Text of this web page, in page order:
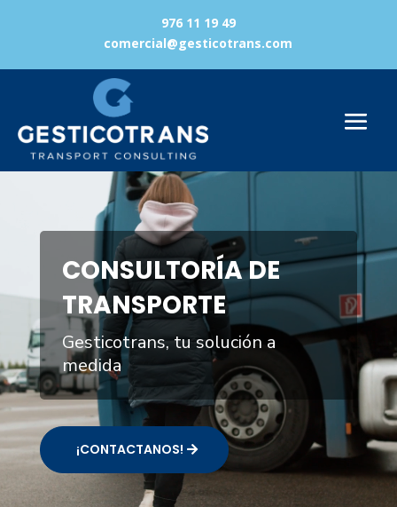
976 11 19 49
comercial@gesticotrans.com
CONSULTORÍA DE
TRANSPORTE
Gesticotrans, tu solución a
medida
¡CONTACTANOS!